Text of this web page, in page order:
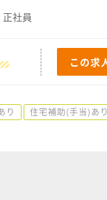
正社員
この求
り 住宅補助(手当)あり